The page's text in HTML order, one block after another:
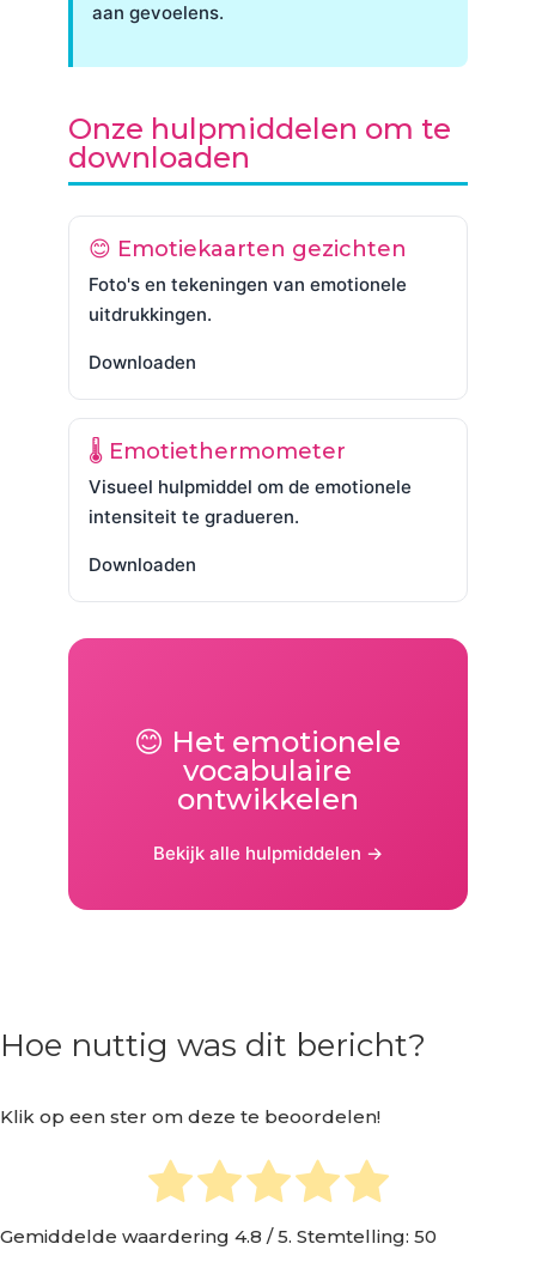
aan gevoelens.
Onze hulpmiddelen om te
downloaden
😊 Emotiekaarten gezichten
Foto's en tekeningen van emotionele
uitdrukkingen.
Downloaden
🌡️ Emotiethermometer
Visueel hulpmiddel om de emotionele
intensiteit te gradueren.
Downloaden
😊 Het emotionele
vocabulaire
ontwikkelen
Bekijk alle hulpmiddelen →
Hoe nuttig was dit bericht?
Klik op een ster om deze te beoordelen!
Gemiddelde waardering 4.8 / 5. Stemtelling: 50